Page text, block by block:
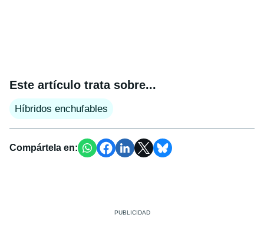
Este artículo trata sobre...
Híbridos enchufables
Compártela en: